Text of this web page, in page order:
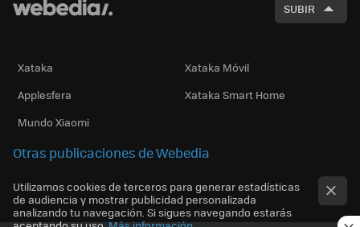
SUBIR
Xataka
Xataka Móvil
Applesfera
Xataka Smart Home
Mundo Xiaomi
Otras publicaciones de Webedia
Utilizamos cookies de terceros para generar estadísticas
de audiencia y mostrar publicidad personalizada
analizando tu navegación. Si sigues navegando estarás